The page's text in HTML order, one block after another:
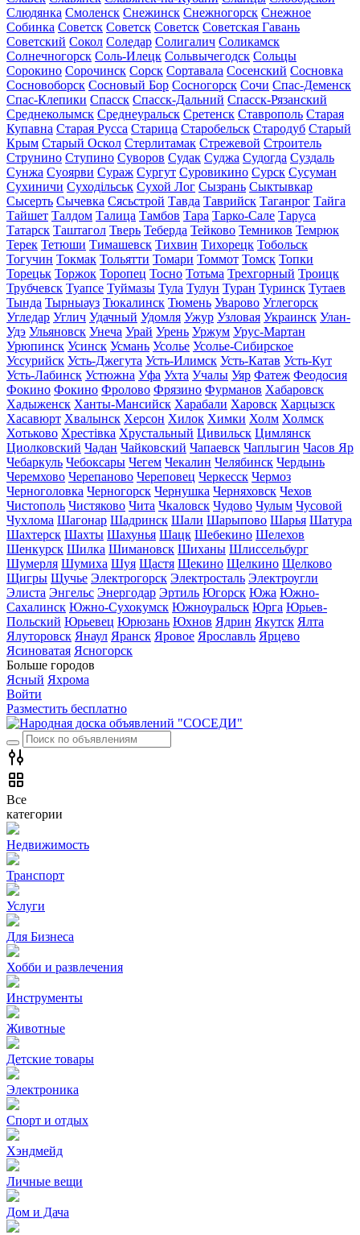
Слюдянка Смоленск Снежинск Снежногорск Снежное
Собинка Советск Советск Советск Советская Гавань
Советский Сокол Соледар Солигалич Соликамск
Солнечногорск Соль-Илецк Сольвычегодск Сольцы
Сорокино Сорочинск Сорск Сортавала Сосенский Сосновка
Сосновоборск Сосновый Бор Сосногорск Сочи Спас-Деменск
Спас-Клепики Спасск Спасск-Дальний Спасск-Рязанский
Среднеколымск Среднеуральск Сретенск Ставрополь Старая
Купавна Старая Русса Старица Старобельск Стародуб Старый
Крым Старый Оскол Стерлитамак Стрежевой Строитель
Струнино Ступино Суворов Судак Суджа Судогда Суздаль
Сунжа Суоярви Сураж Сургут Суровикино Сурск Сусуман
Сухиничи Суходільськ Сухой Лог Сызрань Сыктывкар
Сысерть Сычевка Сясьстрой Тавда Таврийск Таганрог Тайга
Тайшет Талдом Талица Тамбов Тара Тарко-Сале Таруса
Татарск Таштагол Тверь Теберда Тейково Темников Темрюк
Терек Тетюши Тимашевск Тихвин Тихорецк Тобольск
Тогучин Токмак Тольятти Томари Томмот Томск Топки
Торецьк Торжок Торопец Тосно Тотьма Трехгорный Троицк
Трубчевск Туапсе Туймазы Тула Тулун Туран Туринск Тутаев
Тында Тырныауз Тюкалинск Тюмень Уварово Углегорск
Угледар Углич Удачный Удомля Ужур Узловая Украинск Улан-
Удэ Ульяновск Унеча Урай Урень Уржум Урус-Мартан
Урюпинск Усинск Усмань Усолье Усолье-Сибирское
Уссурийск Усть-Джегута Усть-Илимск Усть-Катав Усть-Кут
Усть-Лабинск Устюжна Уфа Ухта Учалы Уяр Фатеж Феодосия
Фокино Фокино Фролово Фрязино Фурманов Хабаровск
Хадыженск Ханты-Мансийск Харабали Харовск Харцызск
Хасавюрт Хвалынск Херсон Хилок Химки Холм Холмск
Хотьково Хрестівка Хрустальный Цивильск Цимлянск
Циолковский Чадан Чайковский Чапаевск Чаплыгин Часов Яр
Чебаркуль Чебоксары Чегем Чекалин Челябинск Чердынь
Черемхово Черепаново Череповец Черкесск Чермоз
Черноголовка Черногорск Чернушка Черняховск Чехов
Чистополь Чистяково Чита Чкаловск Чудово Чулым Чусовой
Чухлома Шагонар Шадринск Шали Шарыпово Шарья Шатура
Шахтерск Шахты Шахунья Шацк Шебекино Шелехов
Шенкурск Шилка Шимановск Шиханы Шлиссельбург
Шумерля Шумиха Шуя Щастя Щекино Щелкино Щелково
Щигры Щучье Электрогорск Электросталь Электроугли
Элиста Энгельс Энергодар Эртиль Югорск Южа Южно-
Сахалинск Южно-Сухокумск Южноуральск Юрга Юрьев-
Польский Юрьевец Юрюзань Юхнов Ядрин Якутск Ялта
Ялуторовск Янаул Яранск Яровое Ярославль Ярцево
Ясиноватая Ясногорск
Больше городов
Ясный Яхрома
Войти
Разместить бесплатно
Все
категории
Недвижимость
Транспорт
Услуги
Для Бизнеса
Хобби и развлечения
Инструменты
Животные
Детские товары
Электроника
Спорт и отдых
Хэндмейд
Личные вещи
Дом и Дача